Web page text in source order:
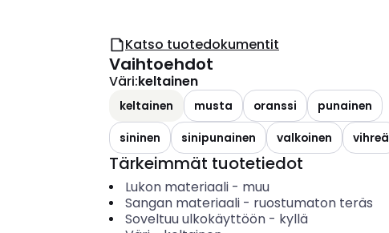
Katso tuotedokumentit
Vaihtoehdot
Väri:keltainen
keltainen musta oranssi
punainen
sininen
sinipunainen valkoinen vihreä
Tärkeimmät tuotetiedot
Lukon materiaali- muu
Sangan materiaali- ruostumaton teräs
Soveltuu ulkokäyttöön- kyllä